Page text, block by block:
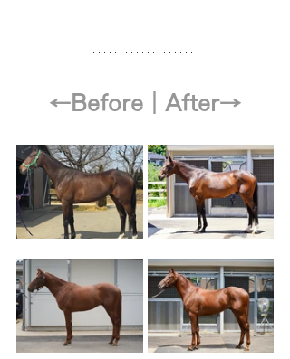
←Before｜After→